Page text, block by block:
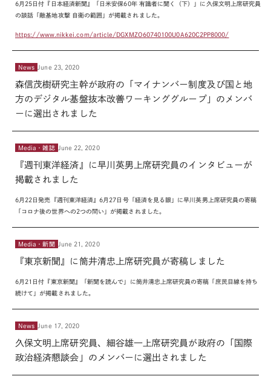
6 月 25 日付『日本経済新聞』「日米安保60年 有識者に聞く（下）」に久保文明上席研究員
の談話「敵基地攻撃 自衛の範囲」が掲載されました。
https://www.nikkei.com/article/DGXMZO60740100U0A620C2PP8000/
News June 23, 2020
森信茂樹研究主幹が政府の「マイナンバー制度及び国と地
方のデジタル基盤抜本改善ワーキンググループ」のメンバ
ーに選出されました
Media・雑誌 June 22, 2020
『週刊東洋経済』に早川英男上席研究員のインタビューが
掲載されました
6 月 22 日発売『週刊東洋経済』6 月 27 日号「経済を見る眼」に早川英男上席研究員の寄稿
「コロナ後の世界への 2つの問い」が掲載されました。
Media・新聞 June 21, 2020
『東京新聞』に筒井清忠上席研究員が寄稿しました
6 月 21 日付『東京新聞』「新聞を読んで」に筒井清忠上席研究員の寄稿「庶民目線を持ち
続けて」が掲載されました。
News June 17, 2020
久保文明上席研究員、細谷雄一上席研究員が政府の「国際
政治経済懇談会」のメンバーに選出されました